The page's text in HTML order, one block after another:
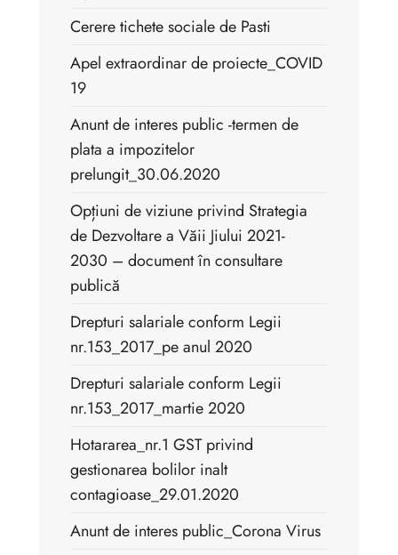
Cerere tichete sociale de Pasti
Apel extraordinar de proiecte_COVID
19
Anunt de interes public -termen de
plata a impozitelor
prelungit_30.06.2020
Opțiuni de viziune privind Strategia
de Dezvoltare a Văii Jiului 2021-
2030 – document în consultare
publică
Drepturi salariale conform Legii
nr.153_2017_pe anul 2020
Drepturi salariale conform Legii
nr.153_2017_martie 2020
Hotararea_nr.1 GST privind
gestionarea bolilor inalt
contagioase_29.01.2020
Anunt de interes public_Corona Virus